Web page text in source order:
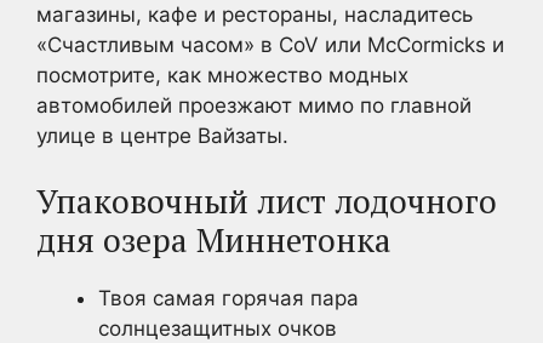
магазины, кафе и рестораны, насладитесь
«Счастливым часом» в CoV или McCormicks и
посмотрите, как множество модных
автомобилей проезжают мимо по главной
улице в центре Вайзаты.
Упаковочный лист лодочного
дня озера Миннетонка
Твоя самая горячая пара
солнцезащитных очков